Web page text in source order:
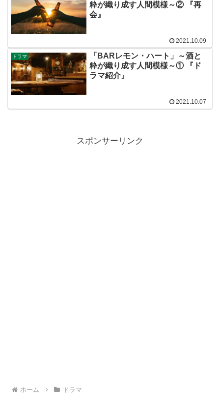
粋が織り成す人間模様～② 『再
会』
2021.10.09
ドラマ
「BARレモン・ハート」～酒と
粋が織り成す人間模様～① 『ド
ラマ紹介』
2021.10.07
スポンサーリンク
ホーム ドラマ